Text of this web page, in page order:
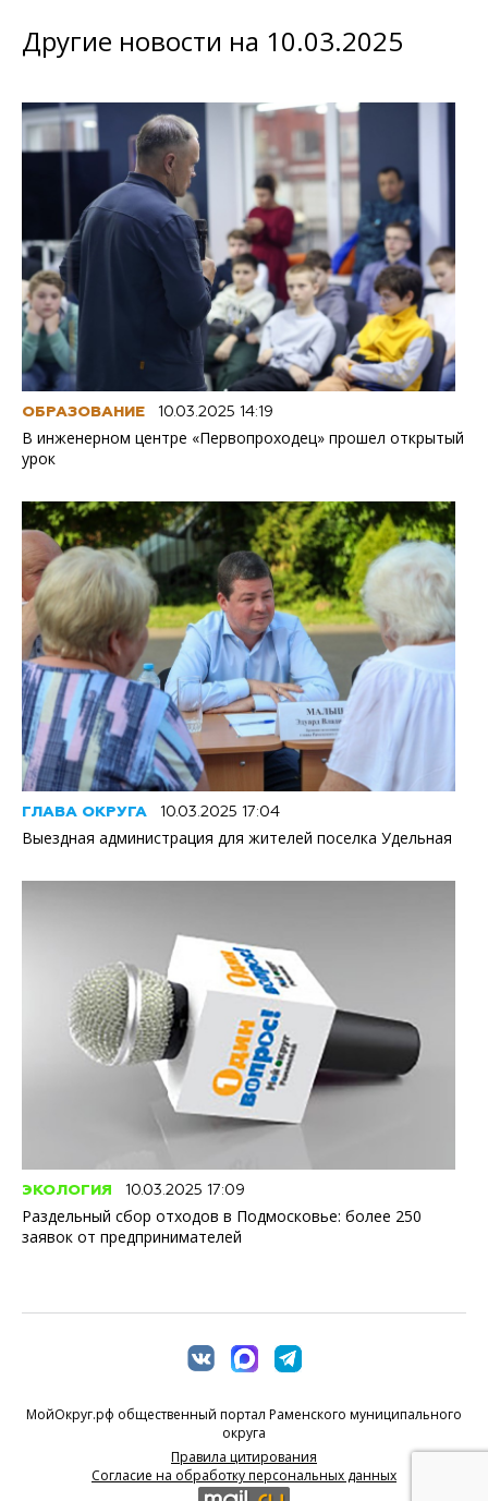
Другие новости на 10.03.2025
ОБРАЗОВАНИЕ 10.03.2025 14:19
В инженерном центре «Первопроходец» прошел открытый
урок
ГЛАВА ОКРУГА 10.03.2025 17:04
Выездная администрация для жителей поселка Удельная
ЭКОЛОГИЯ 10.03.2025 17:09
Раздельный сбор отходов в Подмосковье: более 250
заявок от предпринимателей
МойОкруг.рф общественный портал Раменского муниципального
округа
Правила цитирования
Согласие на обработку персональных данных